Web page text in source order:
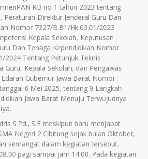
RB no 1 tahun 2023 tentang
Peraturan Direktur Jenderal Guru Dan
Nomor 7327/B.B1/Hk.03.01/2023
Kepala Sekolah, Keputusan
Dan Tenaga Kependidikan Nomor
2024 Tentang Petunjuk Teknis
Guru, Kepala Sekolah, dan Pengawas
Gubernur Jawa Barat Nomor :
6 Mei 2025, tentang 9 Langkah
Jawa Barat Menuju Terwujudnya
S.Pd., S.E meskipun baru menjabat
Negeri 2 Cibitung sejak bulan Oktober,
semangat dalam kegiatan tersebut.
pagi sampai jam 14.00. Pada kegiatan